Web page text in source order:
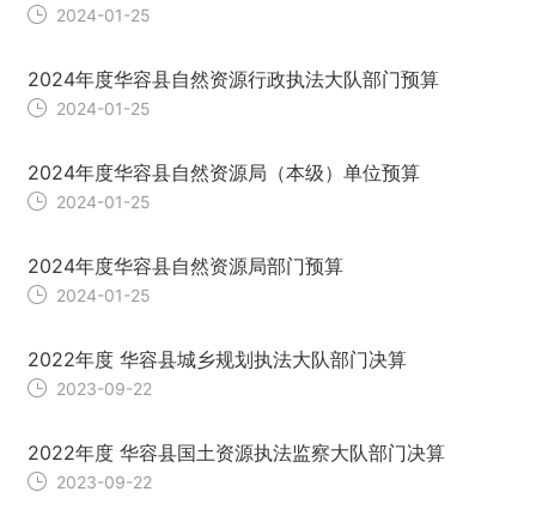
2024-01-25
2024年度华容县自然资源行政执法大队部门预算
2024-01-25
2024年度华容县自然资源局（本级）单位预算
2024-01-25
2024年度华容县自然资源局部门预算
2024-01-25
2022年度 华容县城乡规划执法大队部门决算
2023-09-22
2022年度 华容县国土资源执法监察大队部门决算
2023-09-22